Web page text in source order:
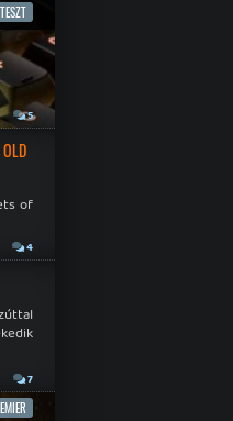
TESZT
5
of
4
7